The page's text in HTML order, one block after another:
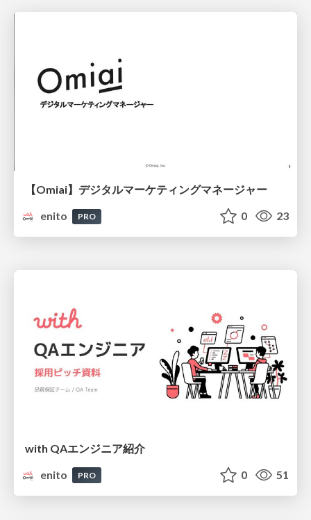
【Omiai】デジタルマーケティングマネージャー
enito
PRO 0 23
with QAエンジニア紹介
enito
PRO 0 51